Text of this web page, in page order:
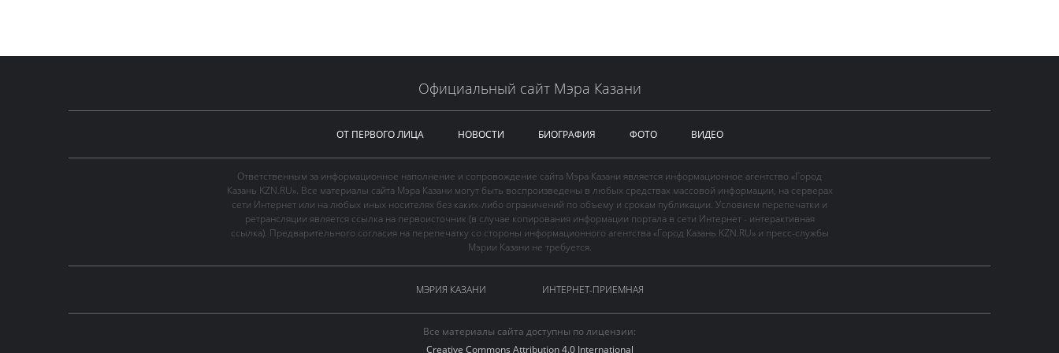
Официальный сайт Мэра Казани
ОТ ПЕРВОГО ЛИЦА НОВОСТИ БИОГРАФИЯ ФОТО ВИДЕО
Ответственным за информационное наполнение и сопровождение сайта Мэра Казани является информационное агентство «Город
Казань KZN.RU». Все материалы сайта Мэра Казани могут быть воспроизведены в любых средствах массовой информации, на серверах
сети Интернет или на любых иных носителях без каких-либо ограничений по объему и срокам публикации. Условием перепечатки и
ретрансляции является ссылка на первоисточник (в случае копирования информации портала в сети Интернет - интерактивная
ссылка). Предварительного согласия на перепечатку со стороны информационного агентства «Город Казань KZN.RU» и пресс-службы
Мэрии Казани не требуется.
МЭРИЯ КАЗАНИ ИНТЕРНЕТ-ПРИЕМНАЯ
Все материалы сайта доступны по лицензии:
Creative Commons Attribution 4.0 International